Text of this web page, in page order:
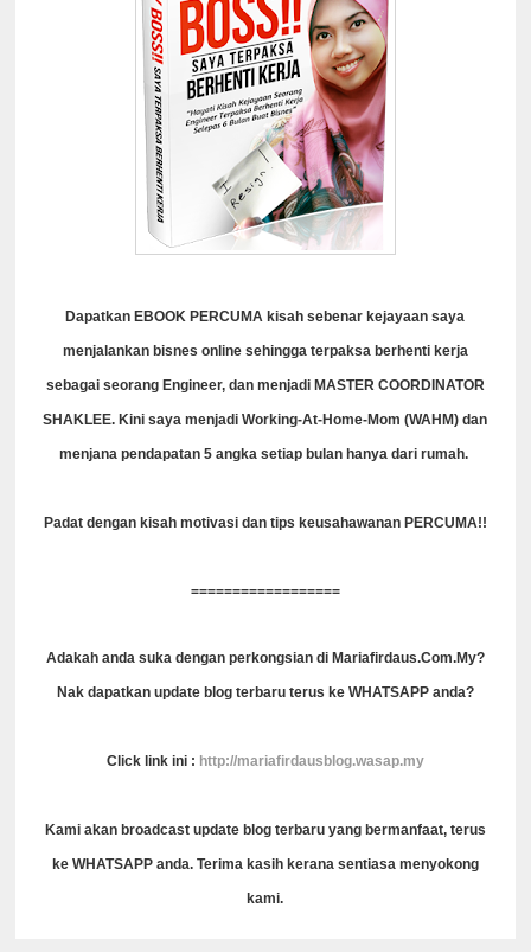
Dapatkan EBOOK PERCUMA kisah sebenar kejayaan saya
menjalankan bisnes online sehingga terpaksa berhenti kerja
sebagai seorang Engineer, dan menjadi MASTER COORDINATOR
SHAKLEE. Kini saya menjadi Working-At-Home-Mom (WAHM) dan
menjana pendapatan 5 angka setiap bulan hanya dari rumah.
Padat dengan kisah motivasi dan tips keusahawanan PERCUMA!!
==================
Adakah anda suka dengan perkongsian di Mariafirdaus.Com.My?
Nak dapatkan update blog terbaru terus ke WHATSAPP anda?
Click link ini : http://mariafirdausblog.wasap.my
Kami akan broadcast update blog terbaru yang bermanfaat, terus
ke WHATSAPP anda. Terima kasih kerana sentiasa menyokong
kami.